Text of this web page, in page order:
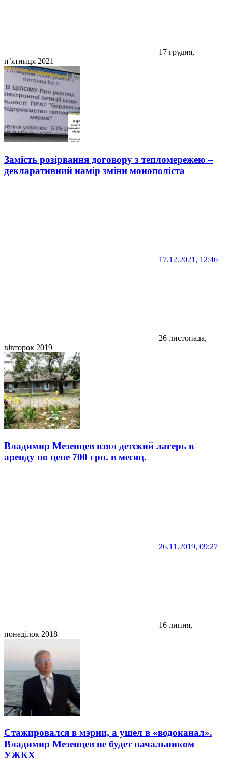
17 грудня,
п’ятниця 2021
Замість розірвання договору з тепломережею –
декларативний намір зміни монополіста
17.12.2021, 12:46
26 листопада,
вівторок 2019
Владимир Мезенцев взял детский лагерь в
аренду по цене 700 грн. в месяц.
26.11.2019, 09:27
16 липня,
понеділок 2018
Стажировался в мэрии, а ушел в «водоканал».
Владимир Мезенцев не будет начальником
УЖКХ